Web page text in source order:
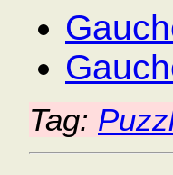
Tag: